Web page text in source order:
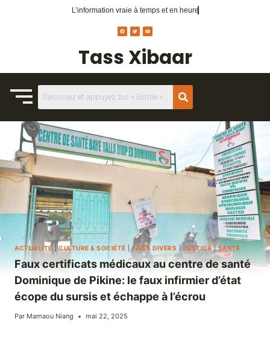
Tass Xibaar
L’information vraieà temps et en heure
ACTUALITÉ |CULTURE & SOCIÉTÉ |FAITS DIVERS | JUSTICE|SANTÉ
Faux certificats médicaux au centre de santé
Dominique de Pikine: le faux infirmier d’état
écope du sursis et échappe à l’écrou
Par Mamaou Niang mai 22, 2025